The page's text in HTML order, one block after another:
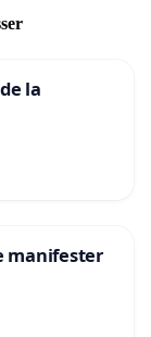
la
manifester